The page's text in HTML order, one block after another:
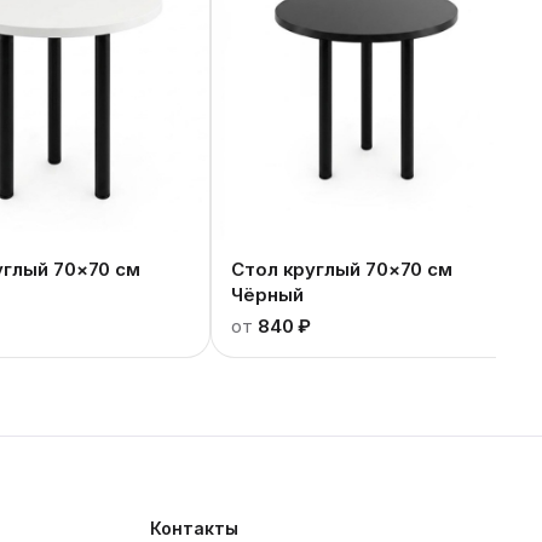
70×70 см
Стол круглый 70×70 см
Чёрный
от 840 ₽
Контакты